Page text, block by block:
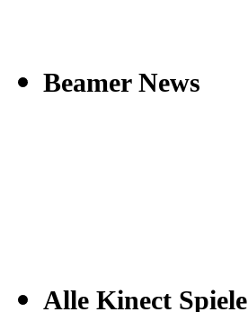
Beamer News
Alle Kinect Spiele